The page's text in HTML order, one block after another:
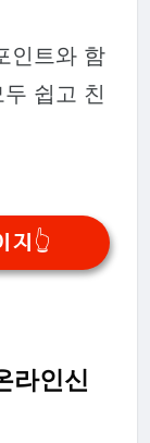
인트와 함
쉽고 친
지👆
라인신